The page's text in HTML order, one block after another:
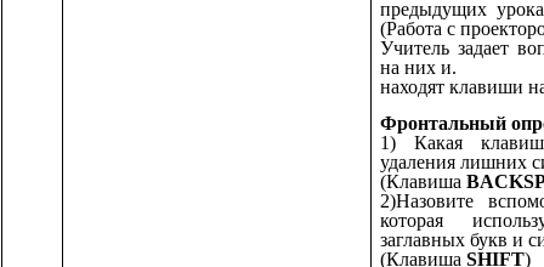
предыдущих
(Работа с
Учитель задает
на них и.
находят клавиши
Фронтальный
1) Какая
удаления лишних
(Клавиша
2)Назовите
которая
заглавных букв и
(Клавиша SHIFT)